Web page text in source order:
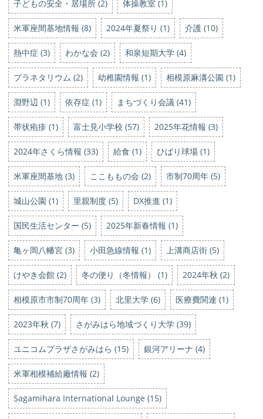
子どもの安全・居場所 (2) 体操教室 (1)
米軍座間基地情報 (8) 2024年夏祭り (1) 介護 (10)
熱中症 (3) わかな会 (2) 和泉短期大学 (4)
プラネタリウム (2) 幼稚園情報 (1) 相模原麻溝公園 (1)
淵野辺 (1) 依存症 (1) まちづくり会議 (41)
帯状疱疹 (1) 富士見小学校 (57) 2025年花情報 (3)
2024年さくら情報 (33) 給食 (1) ひばり球場 (1)
米軍座間基地 (3) ここももの会 (2) 市制70周年 (5)
城山公園 (1) 里親制度 (5) DX推進 (1)
国民生活センター (5) 2025年新春情報 (1)
亀ヶ岡八幡宮 (3) 小田急線情報 (1) 上溝商店街 (5)
けやき会館 (2) 冬の便り（冬情報） (1) 2024年秋 (2)
相模原市市制70周年 (3) 北里大学 (6) 医療費関連 (1)
2023年秋 (7) さがみはら地域づくり大学 (39)
ユニコムプラザさがみはら (15) 銀河アリーナ (4)
米軍相模補給廠情報 (2)
Sagamihara International Lounge (15)